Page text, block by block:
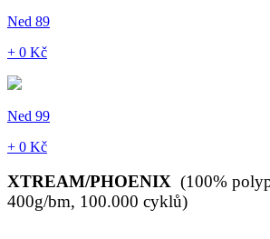
Ned 89
+ 0 Kč
Ned 99
+ 0 Kč
XTREAM/PHOENIX (100%
400g/bm, 100.000 cyklů)